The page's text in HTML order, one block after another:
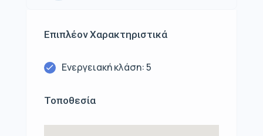
Επιπλέον Χαρακτηριστικά
Ενεργειακή κλάση: 5
Τοποθεσία